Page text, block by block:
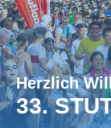
Herzlich
33.